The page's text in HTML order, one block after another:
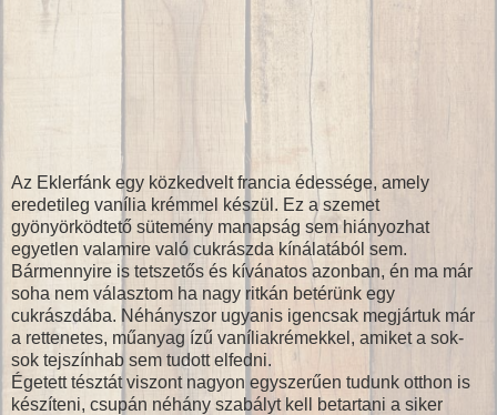
Az Eklerfánk egy közkedvelt francia édessége, amely
eredetileg vanília krémmel készül. Ez a szemet
gyönyörködtető sütemény manapság sem hiányozhat
egyetlen valamire való cukrászda kínálatából sem.
Bármennyire is tetszetős és kívánatos azonban, én ma már
soha nem választom ha nagy ritkán betérünk egy
cukrászdába. Néhányszor ugyanis igencsak megjártuk már
a rettenetes, műanyag ízű vaníliakrémekkel, amiket a sok-
sok tejszínhab sem tudott elfedni.
Égetett tésztát viszont nagyon egyszerűen tudunk otthon is
készíteni, csupán néhány szabályt kell betartani a siker